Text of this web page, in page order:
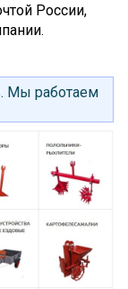
России,
Мы работаем